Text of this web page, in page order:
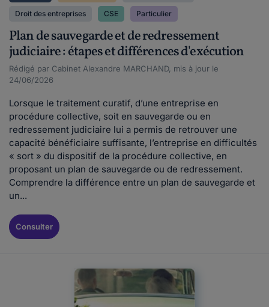
Droit des entreprises CSE Particulier
Plan de sauvegarde et de redressement
judiciaire : étapes et différences d'exécution
Rédigé par Cabinet Alexandre MARCHAND, mis à jour le
24/06/2026
Lorsque le traitement curatif, d’une entreprise en
procédure collective, soit en sauvegarde ou en
redressement judiciaire lui a permis de retrouver une
capacité bénéficiaire suffisante, l’entreprise en difficultés
« sort » du dispositif de la procédure collective, en
proposant un plan de sauvegarde ou de redressement.
Comprendre la différence entre un plan de sauvegarde et
un...
Consulter